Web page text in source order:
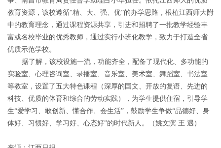
教育资源，该校遵循“精、大、强、优”的办学思路，根植江西师大附
中的教育理念，通过课程资源共享，引进和招聘了一批教学经验丰
富或名校毕业的优秀教师，通过实行小班化教学，致力于打造全省
优质示范学校。
据了解，该校设施一流，功能齐全，配备了现代化、多功能的
实验室、心理咨询室、录播室、音乐室、美术室、舞蹈室、书法室
等教室，设置了五大特色课程（深厚的国文、开放的复语、先进的
科技、优质的体育和综合的劳动实践），为学生提供住宿，引导学
生“爱学习、敢创新、懂合作、会生活”，鼓励学生争做“品德好、身
体好、习惯好、学习好、心态好”的时代新人。（姚文滨 王 遇）